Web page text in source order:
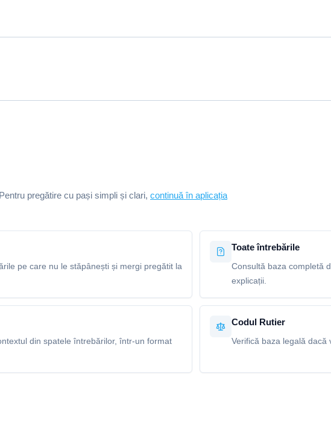
pregătire cu pași simpli și clari, continuă în aplicația
pe care nu le stăpânești și mergi pregătit la
Toate întrebările
Consultă baza completă
explicații.
din spatele întrebărilor, într-un format
Codul Rutier
Verifică baza legală dacă